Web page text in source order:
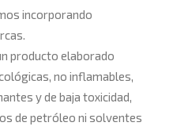
incorporando
producto elaborado
no inflamables,
y de baja toxicidad,
de petróleo ni solventes